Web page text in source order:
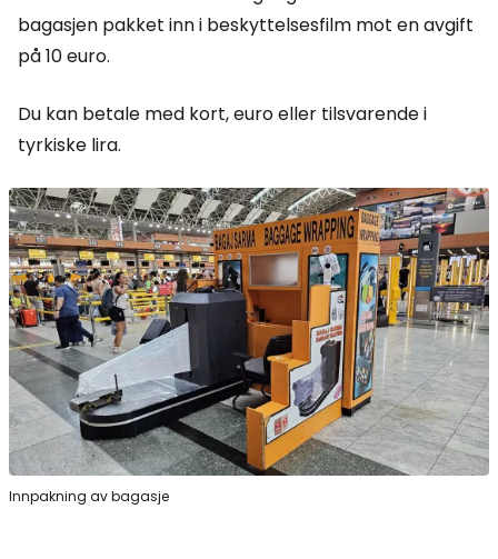
bagasjen pakket inn i beskyttelsesfilm mot en avgift
på 10 euro.
Du kan betale med kort, euro eller tilsvarende i
tyrkiske lira.
Innpakning av bagasje